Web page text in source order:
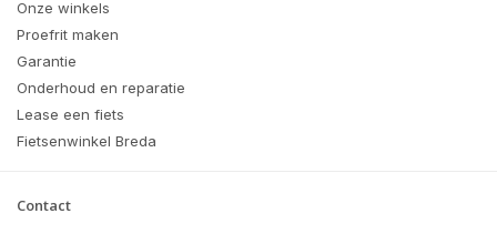
Onze winkels
Proefrit maken
Garantie
Onderhoud en reparatie
Lease een fiets
Fietsenwinkel Breda
Contact